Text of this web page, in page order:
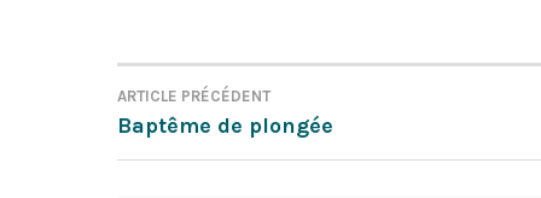
NAVIGATION
DE
ARTICLE PRÉCÉDENT
Baptême de plongée